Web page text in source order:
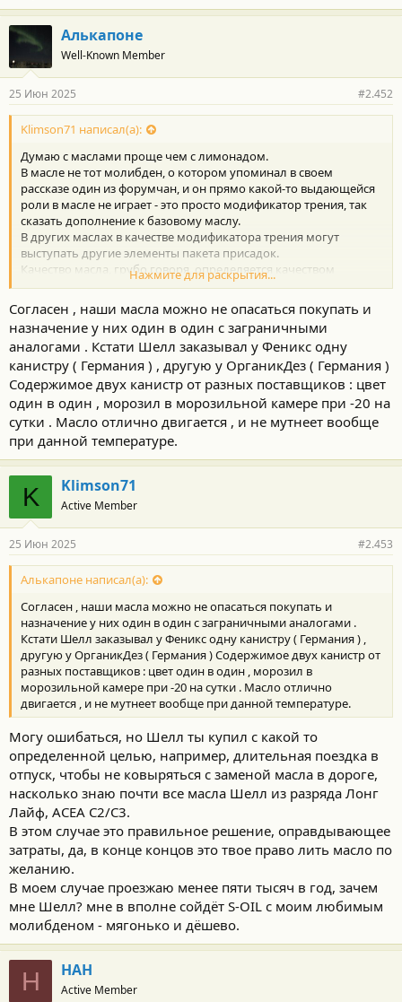
Алькапоне
Well-Known Member
25 Июн 2025 #2.452
Klimson71 написал(а):
Думаю с маслами проще чем с лимонадом.
В масле не тот молибден, о котором упоминал в своем
рассказе один из форумчан, и он прямо какой-то выдающейся
роли в масле не играет - это просто модификатор трения, так
сказать дополнение к базовому маслу.
В других маслах в качестве модификатора трения могут
выступать другие элементы пакета присадок.
Качество масла, грубо говоря, определяется качеством
базового масла и точного содержания пакета присадок, а цена
присадок.
И сейчас с добросовестными производителями масла в России
проще, чем с импортными, 100% не купишь подделку, в
описании указаны и база и название пакета присадок и страна
их производства.
По любому пять тысяч они проедут не хуже именитого
собрата.
Нажмите для раскрытия...
Согласен , наши масла можно не опасаться покупать и
назначение у них один в один с заграничными
аналогами . Кстати Шелл заказывал у Феникс одну
канистру ( Германия ) , другую у ОрганикДез ( Германия )
Содержимое двух канистр от разных поставщиков : цвет
один в один , морозил в морозильной камере при -20 на
сутки . Масло отлично двигается , и не мутнеет вообще
при данной температуре.
K Klimson71
Active Member
25 Июн 2025 #2.453
Алькапоне написал(а):
Согласен , наши масла можно не опасаться покупать и
назначение у них один в один с заграничными аналогами .
Кстати Шелл заказывал у Феникс одну канистру ( Германия ) ,
другую у ОрганикДез ( Германия ) Содержимое двух канистр от
разных поставщиков : цвет один в один , морозил в
морозильной камере при -20 на сутки . Масло отлично
двигается , и не мутнеет вообще при данной температуре.
Могу ошибаться, но Шелл ты купил с какой то
определенной целью, например, длительная поездка в
отпуск, чтобы не ковыряться с заменой масла в дороге,
насколько знаю почти все масла Шелл из разряда Лонг
Лайф, АСЕА С2/С3.
В этом случае это правильное решение, оправдывающее
затраты, да, в конце концов это твое право лить масло по
желанию.
В моем случае проезжаю менее пяти тысяч в год, зачем
мне Шелл? мне в вполне сойдёт S-OIL с моим любимым
молибденом - мягонько и дёшево.
Н НАН
Active Member